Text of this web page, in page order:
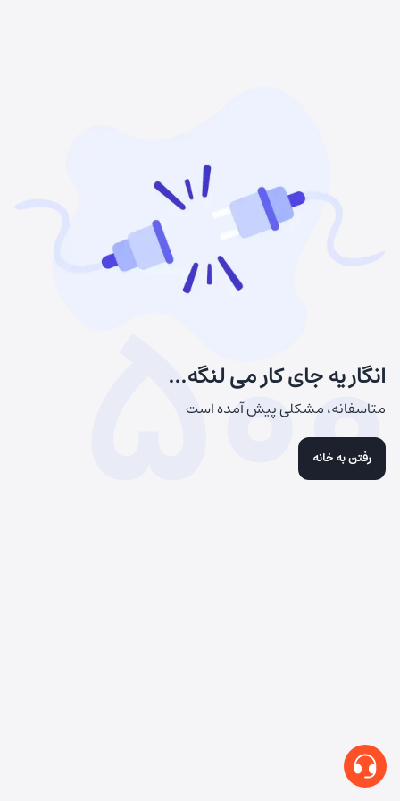
انگار یه جای کار می لنگه...
متاسفانه، مشکلی پیش آمده است
رفتن به خانه
500